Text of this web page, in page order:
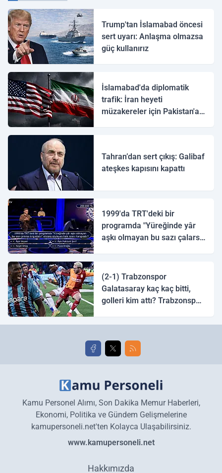
Trump'tan İslamabad öncesi
sert uyarı: Anlaşma olmazsa
güç kullanırız
İslamabad'da diplomatik
trafik: İran heyeti
müzakereler için Pakistan'a
Tahran’dan sert çıkış: Galibaf
ateşkes kapısını kapattı
1999'da TRT'deki bir
programda "Yüreğinde yâr
aşkı olmayan bu sazı çalarsa
(2-1) Trabzonspor
Galatasaray kaç kaç bitti,
golleri kim attı? Trabzonspor
golleri!
Kamu Personel Alımı, Son Dakika Memur Haberleri,
Ekonomi, Politika ve Gündem Gelişmelerine
kamupersoneli.net'ten Kolayca Ulaşabilirsiniz.
www.kamupersoneli.net
Hakkımızda